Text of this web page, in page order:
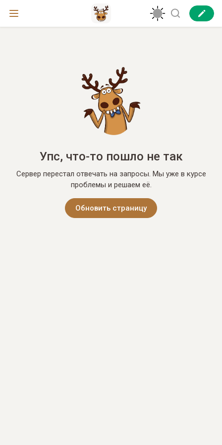
Упс, что-то пошло не так
Сервер перестал отвечать на запросы. Мы уже в курсе
проблемы и решаем её.
Обновить страницу